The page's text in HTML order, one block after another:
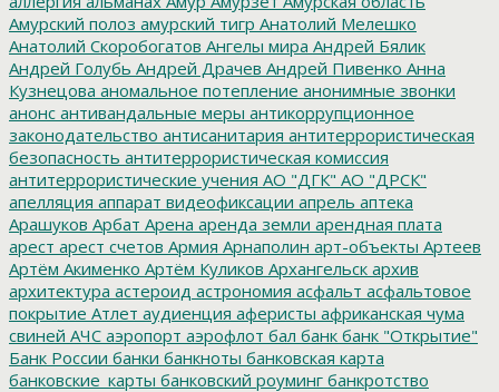
Амурский полоз амурский тигр Анатолий Мелешко
Анатолий Скоробогатов Ангелы мира Андрей Бялик
Андрей Голубь Андрей Драчев Андрей Пивенко Анна
Кузнецова аномальное потепление анонимные звонки
анонс антивандальные меры антикоррупционное
законодательство антисанитария антитеррористическая
безопасность антитеррористическая комиссия
антитеррористические учения АО "ДГК" АО "ДРСК"
апелляция аппарат видеофиксации апрель аптека
Арашуков Арбат Арена аренда земли арендная плата
арест арест счетов Армия Арнаполин арт-объекты Артеев
Артём Акименко Артём Куликов Архангельск архив
архитектура астероид астрономия асфальт асфальтовое
покрытие Атлет аудиенция аферисты африканская чума
свиней АЧС аэропорт аэрофлот бал банк банк "Открытие"
Банк России банки банкноты банковская карта
банковские_карты банковский роуминг банкротство